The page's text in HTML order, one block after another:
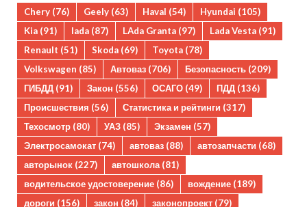
Chery (76) Geely (63) Haval (54) Hyundai (105)
Kia (91) lada (87) LAda Granta (97) Lada Vesta (91)
Renault (51) Skoda (69) Toyota (78)
Volkswagen (85) Автоваз (706) Безопасность (209)
ГИБДД (91) Закон (556) ОСАГО (49) ПДД (136)
Происшествия (56) Статистика и рейтинги (317)
Техосмотр (80) УАЗ (85) Экзамен (57)
Электросамокат (74) автоваз (88) автозапчасти (68)
авторынок (227) автошкола (81)
водительское удостоверение (86) вождение (189)
дороги (156) закон (84) законопроект (79)